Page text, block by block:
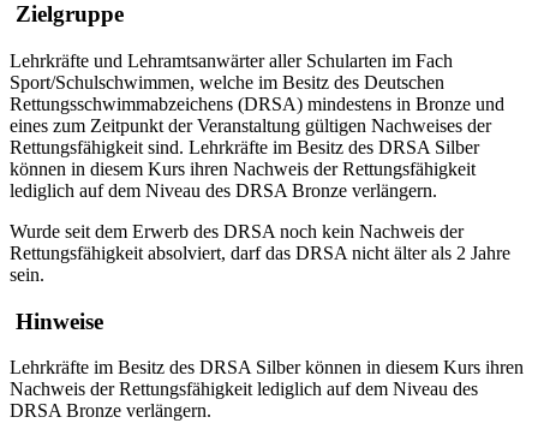
Zielgruppe
Lehrkräfte und Lehramtsanwärter aller Schularten im Fach
Sport/Schulschwimmen, welche im Besitz des Deutschen
Rettungsschwimmabzeichens (DRSA) mindestens in Bronze und
eines zum Zeitpunkt der Veranstaltung gültigen Nachweises der
Rettungsfähigkeit sind. Lehrkräfte im Besitz des DRSA Silber
können in diesem Kurs ihren Nachweis der Rettungsfähigkeit
lediglich auf dem Niveau des DRSA Bronze verlängern.
Wurde seit dem Erwerb des DRSA noch kein Nachweis der
Rettungsfähigkeit absolviert, darf das DRSA nicht älter als 2 Jahre
sein.
Hinweise
Lehrkräfte im Besitz des DRSA Silber können in diesem Kurs ihren
Nachweis der Rettungsfähigkeit lediglich auf dem Niveau des
DRSA Bronze verlängern.